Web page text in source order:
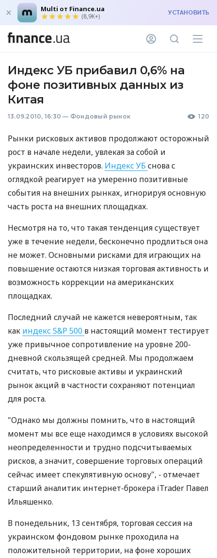
Multi от Finance.ua
(8,9K+) УСТАНОВИТЬ
Индекс УБ прибавил 0,6% на
фоне позитивных данных из
Китая
13.09.2010, 16:30 — Фондовый рынок 120
Рынки рисковых активов продолжают осторожный
рост в начале недели, увлекая за собой и
украинских инвесторов. Индекс УБснова с
оглядкой реагирует на умеренно позитивные
события на внешних рынках, игнорируя основную
часть роста на внешних площадках.
Несмотря на то, что такая тенденция существует
уже в течение недели, бесконечно продлиться она
не может. Основными рисками для играющих на
повышение остаются низкая торговая активность и
возможность коррекции на американских
площадках.
Последний случай не кажется невероятным, так
как индекс S&P 500 в настоящий момент тестирует
уже привычное сопротивление на уровне 200-
дневной скользящей средней. Мы продолжаем
считать, что рисковые активы и украинский
рынок акций в частности сохраняют потенциал
для роста.
"Однако мы должны помнить, что в настоящий
момент мы все еще находимся в условиях высокой
неопределенности и трудно подсчитываемых
рисков, а значит, совершение торговых операций
сейчас имеет спекулятивную основу", - отмечает
старший аналитик интернет-брокера iTrader Павел
Ильяшенко.
В понедельник, 13 сентября, торговая сессия на
украинском фондовом рынке проходила на
положительной территории, на фоне хороших